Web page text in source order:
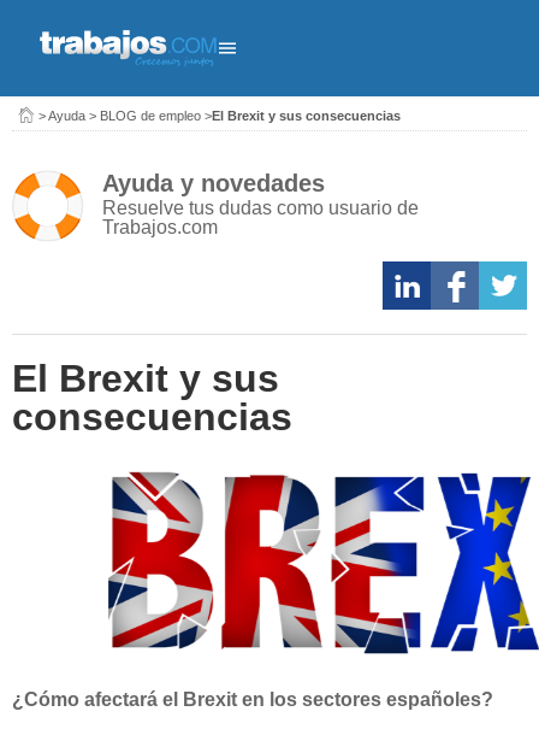
>Ayuda > BLOG de empleo >El Brexit y sus consecuencias
Ayuda y novedades
Resuelve tus dudas como usuario de
Trabajos.com
El Brexit y sus
consecuencias
¿Cómo afectará el Brexit en los sectores españoles?